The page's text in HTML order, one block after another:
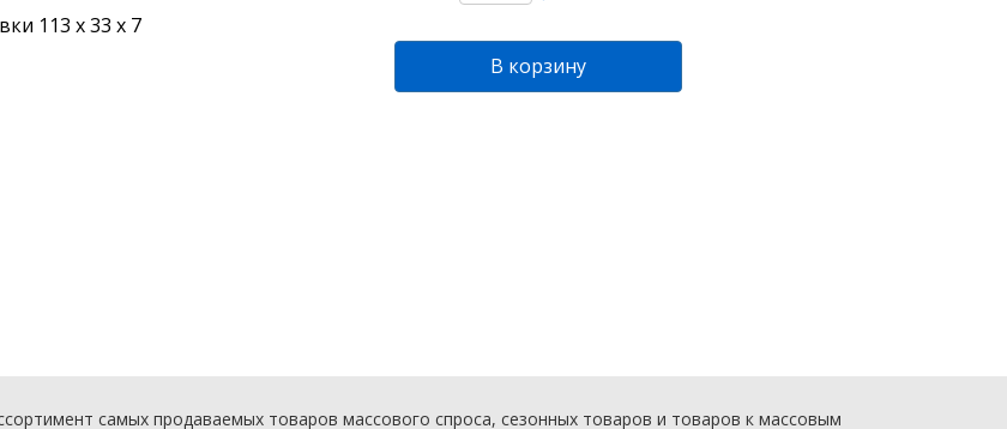
113 х 33 х 7
В корзину
самых продаваемых товаров массового спроса, сезонных товаров и товаров к массовым